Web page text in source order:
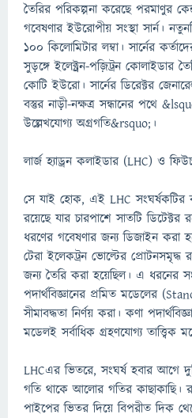
তৈরির পরিকল্পনা করেছে পরমাণুর
গবেষণার ইউরোপীয় সংস্থা সার্ন।
১০০ কিলোমিটার লম্বা। সার্নের
সুড়ঙ্গে ইলেক্ট্রন-পজ়িট্রন কোলাইডার
কোটি ইউরো। সার্নের ডিরেক্টর
বস্তুর নাড়ী-নক্ষত্র সন্ধানের পথে
উল্লেখযোগ্য অগ্রগতি&rsquo;।
লার্জ হ্যাড্রন কলাইডার (LHC) ও
সে যাই হোক, এই LHC সংঘর্ষকটির
রয়েছে যার চারপাশে সাতটি ডিটেক্টর
ধরণের গবেষণার জন্য ডিজাইন করা
টেরা ইলেকট্রন ভোল্টের প্রোটনসমৃদ্ধ
জন্য তৈরি করা হয়েছিল। এ ধরনের
পদার্থবিজ্ঞানের প্রমিত মডেলের
সীমাবদ্ধতা নির্ণয় করা। কণা
মডেলই সর্বাধিক গ্রহণযোগ্য তাত্ত্বিক
LHCএর ভিতরে, সংঘর্ষ হবার আগে
গতি থাকে আলোর গতির কাছাকাছি।
পাইপের ভিতর দিয়ে বিপরীত দিক